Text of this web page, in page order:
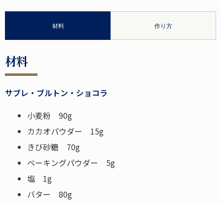
材料 作り方
材料
サブレ・ブルトン・ショコラ
小麦粉 90g
カカオパウダー 15g
きび砂糖 70g
ベーキングパウダー 5g
塩 1g
バター 80g